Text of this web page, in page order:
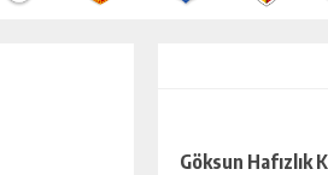
Göksun Hafızlık